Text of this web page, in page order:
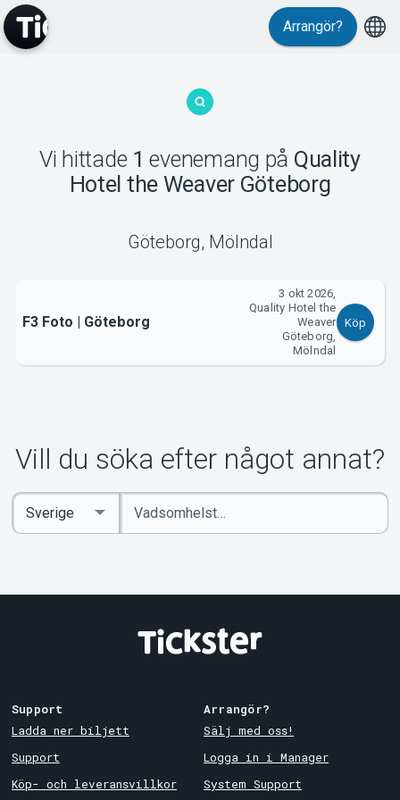
MyTickster
Om Tickster
Arrangör?
Vi hittade 1 evenemang på Quality
Hotel the Weaver Göteborg
Göteborg, Mölndal
F3 Foto | Göteborg
3 okt 2026,
Quality Hotel the
Weaver
Göteborg,
Mölndal
Köp
Vill du söka efter något annat?
Ange
sökord
Select
Country
Support
Ladda ner biljett
Support
Köp- och leveransvillkor
Arrangör?
Sälj med oss!
Logga in i Manager
System Support